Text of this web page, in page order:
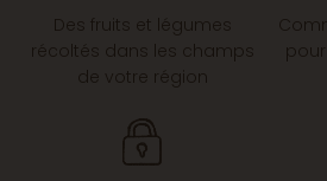
Des fruits et légumes
récoltés dans les champs
de votre région